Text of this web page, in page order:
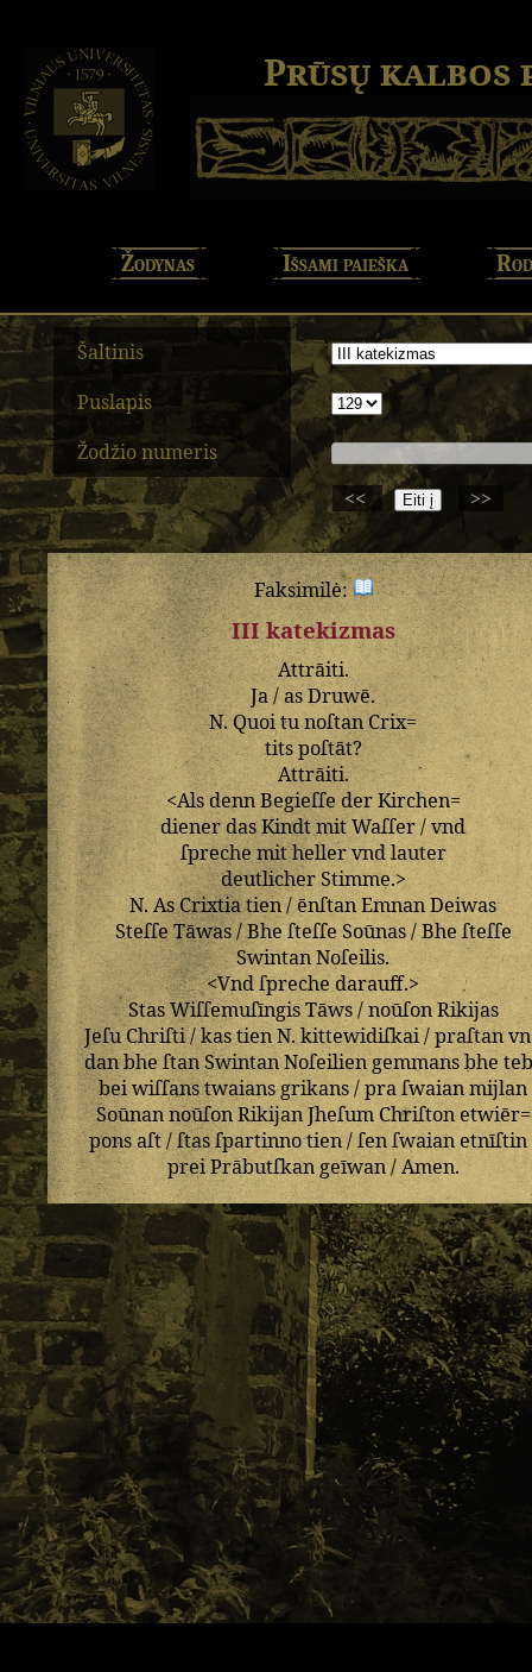
Prūsų kalbos
Žodynas Išsami paieška
Šaltinis
Puslapis
Žodžio numeris
<<
>>
Faksimilė:
III katekizmas
Attrāiti.
Ja/asDruwē.
N.Quoitu noſtan Crix=
titspoſtāt?
Attrāiti.
<AlsdennBegieſſederKirchen=
dienerdasKindtmitWaſſer/vnd
ſprechemithellervndlauter
deutlicherStimme.>
N.As Crixtiatien/ēnſtanEmnanDeiwas
SteſſeTāwas/BheſteſſeSoūnas/Bheſteſſe
SwintanNoſeilis.
<Vndſpreche darauff.>
StasWiſſemuſīngisTāws/noūſonRikijas
JeſuChriſti/kastien N.kittewidiſkai/praſtan
danbhe ſtanSwintan Noſeiliengemmansbhe
beiwiſſanstwaiansgrikans/praſwaianmijlan
SoūnannoūſonRikijanJheſumChriſtonetwiēr=
ponsaſt/ſtasſpartinnotien/ſenſwaianetnīſtin
preiPrābutſkangeīwan/Amen.